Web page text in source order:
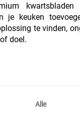
je keuken
te vinden,
doel.
Alle